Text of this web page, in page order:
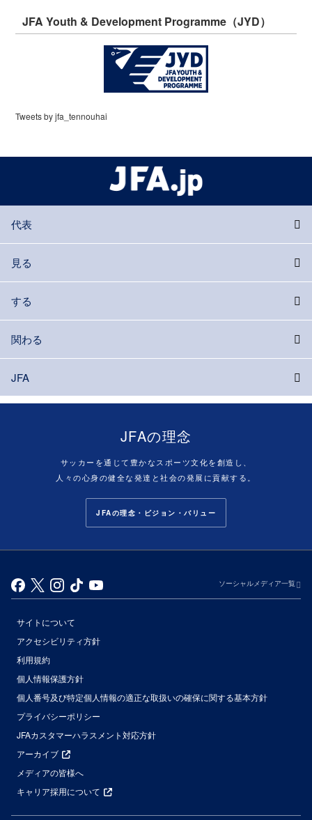
JFA Youth & Development Programme（JYD）
Tweets by jfa_tennouhai
代表
見る
する
関わる
JFA
JFAの理念
サッカーを通じて豊かなスポーツ文化を創造し、
人々の心身の健全な発達と社会の発展に貢献する。
JFAの理念・ビジョン・バリュー
ソーシャルメディア一覧
サイトについて
アクセシビリティ方針
利用規約
個人情報保護方針
個人番号及び特定個人情報の適正な取扱いの確保に関する基本方針
プライバシーポリシー
JFAカスタマーハラスメント対応方針
アーカイブ
メディアの皆様へ
キャリア採用について